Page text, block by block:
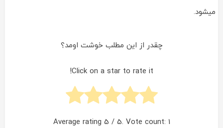
میشود.
چقدر از این مطلب خوشت اومد؟
Click on a star to rate it!
Average rating 5 / 5. Vote count: 1